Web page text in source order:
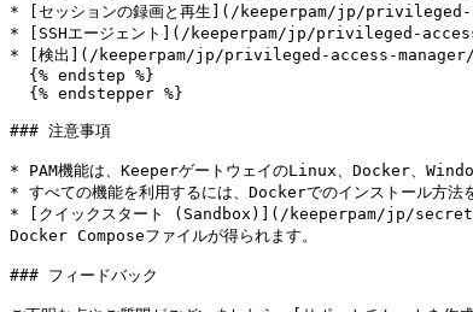
* [セッションの録画と再生](/keeperpam/jp/
* [SSHエージェント](/keeperpam/jp/privileged-
* [検出](/keeperpam/jp/privileged-access-
### 注意事項
* PAM機能は、KeeperゲートウェイのLinux、Docker、
* すべての機能を利用するには、Dockerでのインストール方
* [クイックスタート (Sandbox)](/keeperpam/jp/secrets-
Docker Composeファイルが得られます。
### フィードバック